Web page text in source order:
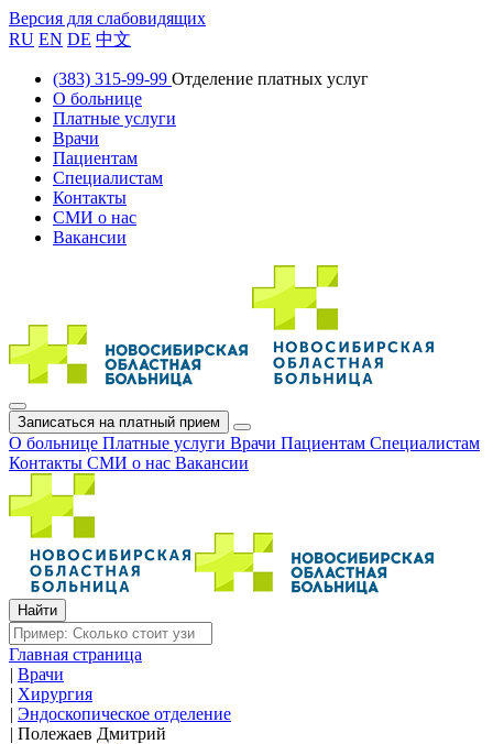
Версия для слабовидящих
RU EN DE 中文
(383) 315-99-99 Отделение платных услуг
О больнице
Платные услуги
Врачи
Пациентам
Специалистам
Контакты
СМИ о нас
Вакансии
Записаться на платный прием
О больнице Платные услуги Врачи Пациентам Специалистам
Контакты СМИ о нас Вакансии
Главная страница
| Врачи
| Хирургия
| Эндоскопическое отделение
| Полежаев Дмитрий